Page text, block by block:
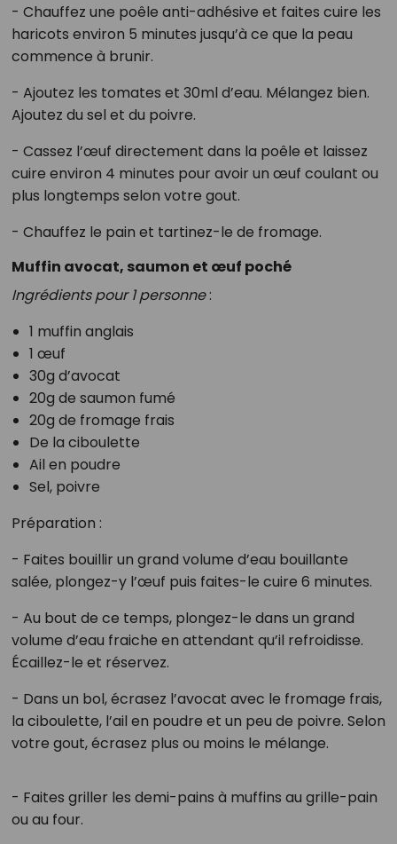
- Chauffez une poêle anti-adhésive et faites cuire les
haricots environ 5 minutes jusqu’à ce que la peau
commence à brunir.
- Ajoutez les tomates et 30ml d’eau. Mélangez bien.
Ajoutez du sel et du poivre.
- Cassez l’œuf directement dans la poêle et laissez
cuire environ 4 minutes pour avoir un œuf coulant ou
plus longtemps selon votre gout.
- Chauffez le pain et tartinez-le de fromage.
Muffin avocat, saumon et œuf poché
Ingrédients pour 1 personne:
1 muffin anglais
1 œuf
30g d’avocat
20g de saumon fumé
20g de fromage frais
De la ciboulette
Ail en poudre
Sel, poivre
Préparation :
- Faites bouillir un grand volume d’eau bouillante
salée, plongez-y l’œuf puis faites-le cuire 6 minutes.
- Au bout de ce temps, plongez-le dans un grand
volume d’eau fraiche en attendant qu’il refroidisse.
Écaillez-le et réservez.
- Dans un bol, écrasez l’avocat avec le fromage frais,
la ciboulette, l’ail en poudre et un peu de poivre. Selon
votre gout, écrasez plus ou moins le mélange.
- Faites griller les demi-pains à muffins au grille-pain
ou au four.